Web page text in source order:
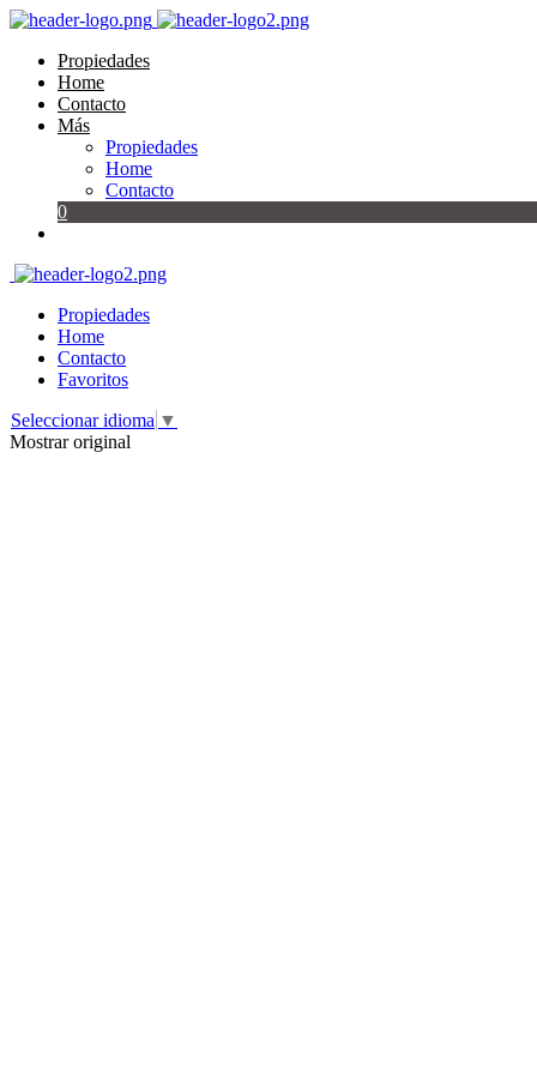
Propiedades
Home
Contacto
Más
Propiedades
Home
Contacto
0
Propiedades
Home
Contacto
Favoritos
Seleccionar idioma ▼
Mostrar original